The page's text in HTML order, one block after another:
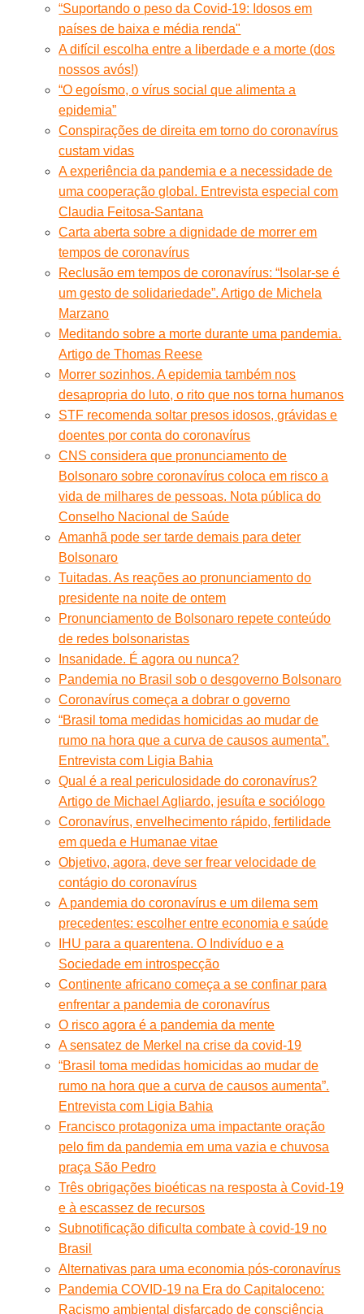
“Suportando o peso da Covid-19: Idosos em
países de baixa e média renda"
A difícil escolha entre a liberdade e a morte (dos
nossos avós!)
“O egoísmo, o vírus social que alimenta a
epidemia”
Conspirações de direita em torno do coronavírus
custam vidas
A experiência da pandemia e a necessidade de
uma cooperação global. Entrevista especial com
Claudia Feitosa-Santana
Carta aberta sobre a dignidade de morrer em
tempos de coronavírus
Reclusão em tempos de coronavírus: “Isolar-se é
um gesto de solidariedade”. Artigo de Michela
Marzano
Meditando sobre a morte durante uma pandemia.
Artigo de Thomas Reese
Morrer sozinhos. A epidemia também nos
desapropria do luto, o rito que nos torna humanos
STF recomenda soltar presos idosos, grávidas e
doentes por conta do coronavírus
CNS considera que pronunciamento de
Bolsonaro sobre coronavírus coloca em risco a
vida de milhares de pessoas. Nota pública do
Conselho Nacional de Saúde
Amanhã pode ser tarde demais para deter
Bolsonaro
Tuitadas. As reações ao pronunciamento do
presidente na noite de ontem
Pronunciamento de Bolsonaro repete conteúdo
de redes bolsonaristas
Insanidade. É agora ou nunca?
Pandemia no Brasil sob o desgoverno Bolsonaro
Coronavírus começa a dobrar o governo
“Brasil toma medidas homicidas ao mudar de
rumo na hora que a curva de causos aumenta”.
Entrevista com Ligia Bahia
Qual é a real periculosidade do coronavírus?
Artigo de Michael Agliardo, jesuíta e sociólogo
Coronavírus, envelhecimento rápido, fertilidade
em queda e Humanae vitae
Objetivo, agora, deve ser frear velocidade de
contágio do coronavírus
A pandemia do coronavírus e um dilema sem
precedentes: escolher entre economia e saúde
IHU para a quarentena. O Indivíduo e a
Sociedade em introspecção
Continente africano começa a se confinar para
enfrentar a pandemia de coronavírus
O risco agora é a pandemia da mente
A sensatez de Merkel na crise da covid-19
“Brasil toma medidas homicidas ao mudar de
rumo na hora que a curva de causos aumenta”.
Entrevista com Ligia Bahia
Francisco protagoniza uma impactante oração
pelo fim da pandemia em uma vazia e chuvosa
praça São Pedro
Três obrigações bioéticas na resposta à Covid-19
e à escassez de recursos
Subnotificação dificulta combate à covid-19 no
Brasil
Alternativas para uma economia pós-coronavírus
Pandemia COVID-19 na Era do Capitaloceno:
Racismo ambiental disfarçado de consciência